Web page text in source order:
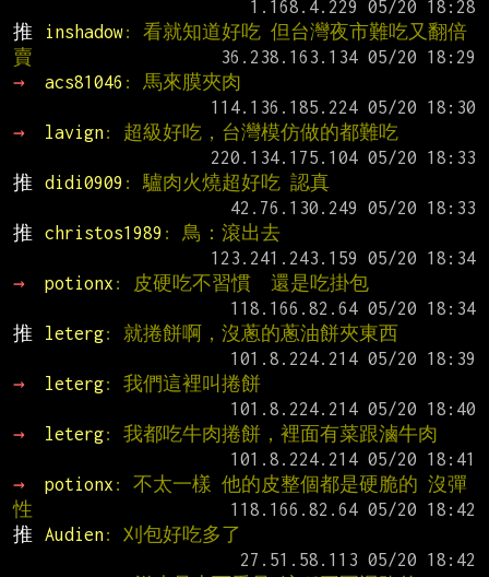
推
inshadow: 看就知道好吃 但台灣夜市難吃又翻倍
賣
→
acs81046 : 馬來膜夾肉
→
lavign: 超級好吃，台灣模仿做的都難吃
推
didi0909 : 驢肉火燒超好吃 認真
推
christos1989 : 鳥：滾出去
→
potionx : 皮硬吃不習慣  還是吃掛包
推
leterg: 就捲餅啊，沒蔥的蔥油餅夾東西
→
leterg: 我們這裡叫捲餅
→
leterg: 我都吃牛肉捲餅，裡面有菜跟滷牛肉
→
potionx : 不太一樣 他的皮整個都是硬脆的 沒彈
性
推
Audien: 刈包好吃多了